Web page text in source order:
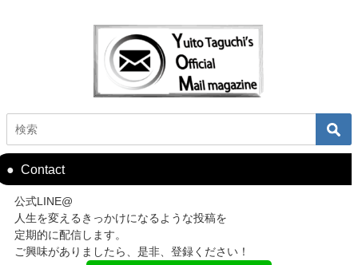
Contact
公式LINE@
人生を変えるきっかけになるような投稿を
定期的に配信します。
ご興味がありましたら、是非、登録ください！